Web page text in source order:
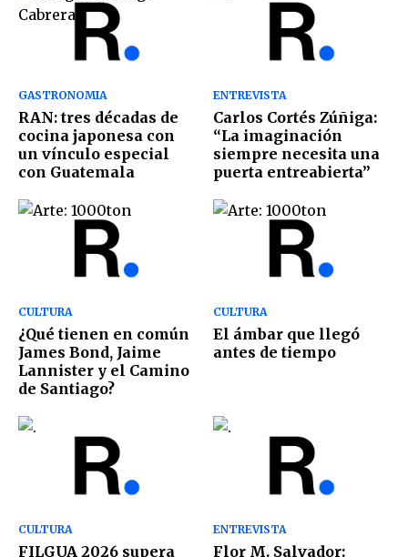
GASTRONOMIA
RAN: tres décadas de
cocina japonesa con
un vínculo especial
con Guatemala
ENTREVISTA
Carlos Cortés Zúñiga:
“La imaginación
siempre necesita una
puerta entreabierta”
CULTURA
¿Qué tienen en común
James Bond, Jaime
Lannister y el Camino
de Santiago?
CULTURA
El ámbar que llegó
antes de tiempo
CULTURA
FILGUA 2026 supera
ENTREVISTA
Flor M. Salvador: